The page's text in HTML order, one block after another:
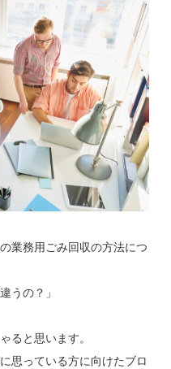
業務用ごみ回収の方法につ
うの？」
ると思います。
思っている方に向けたブロ